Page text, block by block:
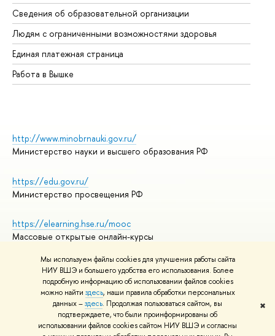
Мы используем файлы cookies для улучшения работы сайта
НИУ ВШЭ и большего удобства его использования. Более
подробную информацию об использовании файлов cookies
можно найти здесь, наши правила обработки персональных
данных –здесь. Продолжая пользоваться сайтом, вы
подтверждаете, что были проинформированы об
использовании файлов cookies сайтом НИУ ВШЭ и согласны
✖
Сведения об образовательной организации
Людям с ограниченными возможностями здоровья
Единая платежная страница
Работа в Вышке
http://www.minobrnauki.gov.ru/
Министерство науки и высшего образования РФ
https://edu.gov.ru/
Министерство просвещения РФ
https://elearning.hse.ru/mooc
Массовые открытые онлайн-курсы
© НИУ ВШЭ 1993–2026
Адреса и контакты
Условия использования материалов
Политика конфиденциальности
Правила применения рекомендательных технологий в НИУ ВШЭ